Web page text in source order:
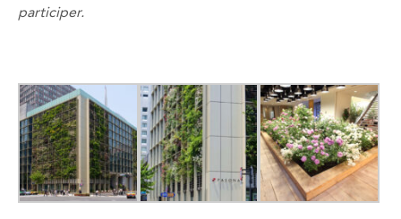
participer.